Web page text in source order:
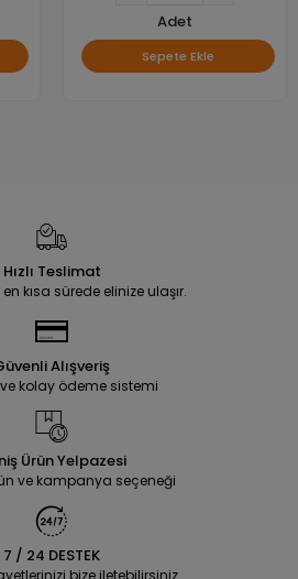
Adet
Sepete Ekle
Hızlı Teslimat
kısa sürede elinize ulaşır.
Alışveriş
kolay ödeme sistemi
Ürün Yelpazesi
ve kampanya seçeneği
7 / 24 DESTEK